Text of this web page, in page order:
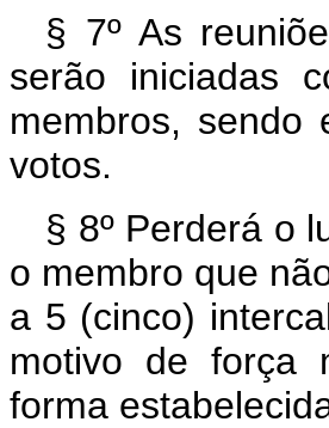
§ 7º As
serão iniciadas
membros, sendo
votos.
§ 8º Perderá o
o membro que
a 5 (cinco)
motivo de força
forma